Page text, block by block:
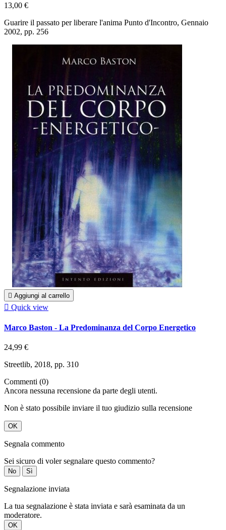
13,00 €
Guarire il passato per liberare l'anima Punto d'Incontro, Gennaio
2002, pp. 256
 Aggiungi al carrello
 Quick view
Marco Baston - La Predominanza del Corpo Energetico
24,99 €
Streetlib, 2018, pp. 310
Commenti (0)
Ancora nessuna recensione da parte degli utenti.
Non è stato possibile inviare il tuo giudizio sulla recensione
OK
Segnala commento
Sei sicuro di voler segnalare questo commento?
No Sì
Segnalazione inviata
La tua segnalazione è stata inviata e sarà esaminata da un
moderatore.
OK